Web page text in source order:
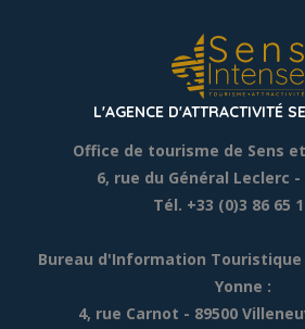
L'AGENCE D'ATTRACTIVITÉ
Office de tourisme de Sens
6, rue du Général Leclerc -
Tél. +33 (0)3 86 65
Bureau d'Information Touristique
Yonne :
4, rue Carnot - 89500